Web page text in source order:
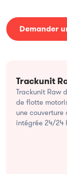
Demander
Trackunit
Trackunit Raw
de flotte
une
intégrée 24/24